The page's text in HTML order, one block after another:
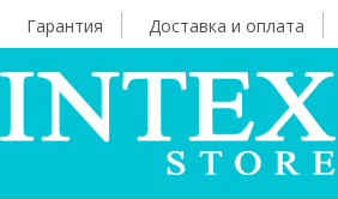
Гарантия Доставка и оплата